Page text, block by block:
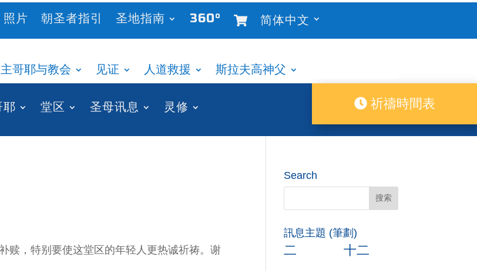
照片 朝圣者指引 圣地指南 360° 简体中文
哥耶与教会 见证 人道救援 斯拉夫高神父
耶 堂区 圣母讯息 灵修 祈禱時間表
赎，特别要使这堂区的年轻人更热诚祈祷。谢
Search
訊息主題 (筆劃)
二 十二